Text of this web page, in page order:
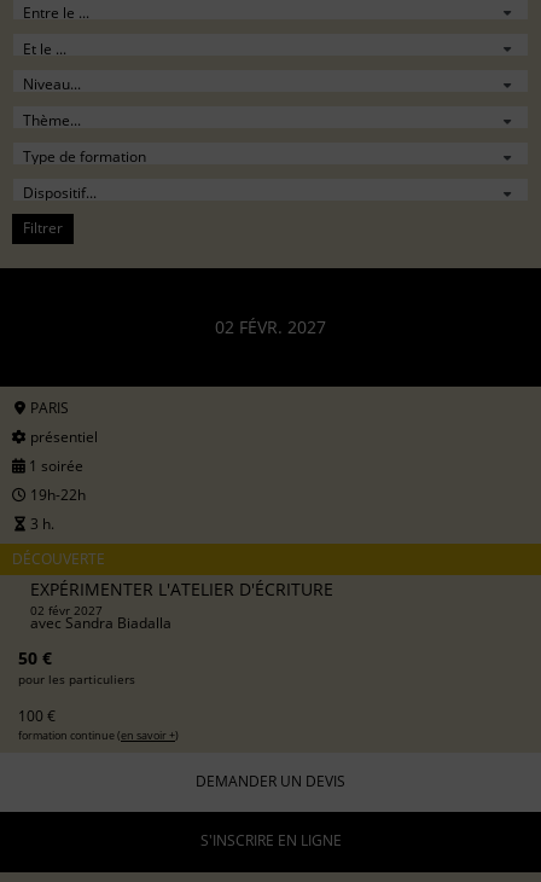
Filtrer
02 FÉVR. 2027
PARIS
présentiel
1 soirée
19h-22h
3 h.
DÉCOUVERTE
EXPÉRIMENTER L'ATELIER D'ÉCRITURE
02 févr 2027
avec Sandra Biadalla
50 €
pour les particuliers
100 €
formation continue (en savoir +)
DEMANDER UN DEVIS
S'INSCRIRE EN LIGNE